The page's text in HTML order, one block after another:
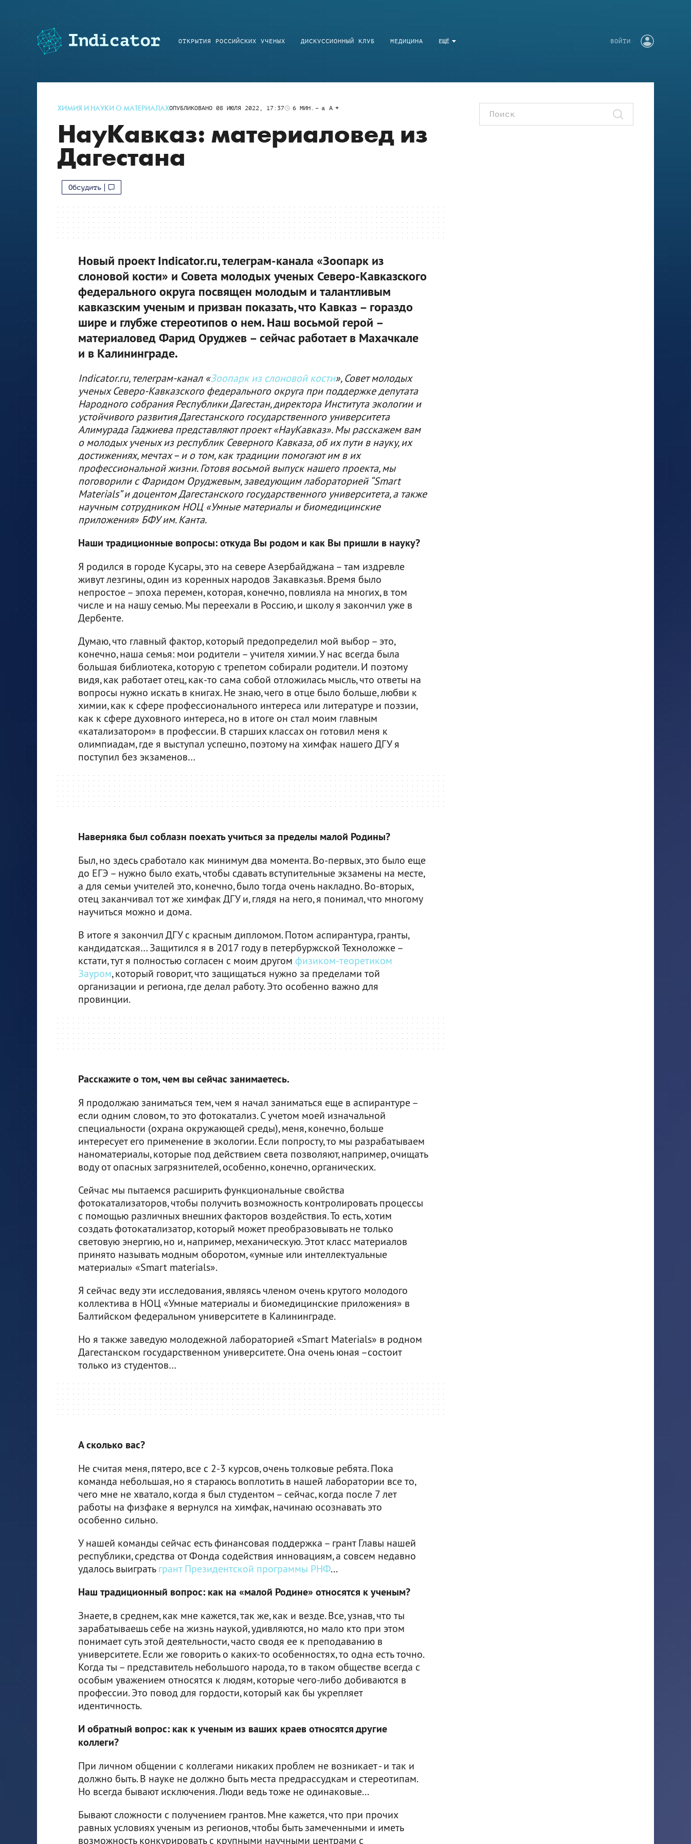
ЕЩЁ
ОТКРЫТИЯ РОССИЙСКИХ УЧЕНЫХ ДИСКУССИОННЫЙ КЛУБ МЕДИЦИНА ВОЙТИ
ХИМИЯ И НАУКИ О МАТЕРИАЛАХОПУБЛИКОВАНО 08 ИЮЛЯ 2022, 17:37 6 МИН. a A
НауКавказ: материаловед из
Дагестана
Обсудить
Новый проект Indicator.ru, телеграм-канала «Зоопарк из
слоновой кости» и Совета молодых ученых Северо-Кавказского
федерального округа посвящен молодым и талантливым
кавказским ученым и призван показать, что Кавказ – гораздо
шире и глубже стереотипов о нем. Наш восьмой герой –
материаловед Фарид Оруджев – сейчас работает в Махачкале
и в Калининграде.
Indicator.ru, телеграм-канал «Зоопарк из слоновой кости», Совет молодых
ученых Северо-Кавказского федерального округа при поддержке депутата
Народного собрания Республики Дагестан, директора Института экологии и
устойчивого развития Дагестанского государственного университета
Алимурада Гаджиева представляют проект «НауКавказ». Мы расскажем вам
о молодых ученых из республик Северного Кавказа, об их пути в науку, их
достижениях, мечтах – и о том, как традиции помогают им в их
профессиональной жизни. Готовя восьмой выпуск нашего проекта, мы
поговорили с Фаридом Оруджевым, заведующим лабораторией “Smart
Materials” и доцентом Дагестанского государственного университета, а также
научным сотрудником НОЦ «Умные материалы и биомедицинские
приложения» БФУ им. Канта.
Наши традиционные вопросы: откуда Вы родом и как Вы пришли в науку?
Я родился в городе Кусары, это на севере Азербайджана – там издревле
живут лезгины, один из коренных народов Закавказья. Время было
непростое – эпоха перемен, которая, конечно, повлияла на многих, в том
числе и на нашу семью. Мы переехали в Россию, и школу я закончил уже в
Дербенте.
Думаю, что главный фактор, который предопределил мой выбор – это,
конечно, наша семья: мои родители – учителя химии. У нас всегда была
большая библиотека, которую с трепетом собирали родители. И поэтому
видя, как работает отец, как-то сама собой отложилась мысль, что ответы на
вопросы нужно искать в книгах. Не знаю, чего в отце было больше, любви к
химии, как к сфере профессионального интереса или литературе и поэзии,
как к сфере духовного интереса, но в итоге он стал моим главным
«катализатором» в профессии. В старших классах он готовил меня к
олимпиадам, где я выступал успешно, поэтому на химфак нашего ДГУ я
поступил без экзаменов…
Наверняка был соблазн поехать учиться за пределы малой Родины?
Был, но здесь сработало как минимум два момента. Во-первых, это было еще
до ЕГЭ – нужно было ехать, чтобы сдавать вступительные экзамены на месте,
а для семьи учителей это, конечно, было тогда очень накладно. Во-вторых,
отец заканчивал тот же химфак ДГУ и, глядя на него, я понимал, что многому
научиться можно и дома.
В итоге я закончил ДГУ с красным дипломом. Потом аспирантура, гранты,
кандидатская… Защитился я в 2017 году в петербуржской Техноложке –
кстати, тут я полностью согласен с моим другом физиком-теоретиком
Зауром, который говорит, что защищаться нужно за пределами той
организации и региона, где делал работу. Это особенно важно для
провинции.
Расскажите о том, чем вы сейчас занимаетесь.
Я продолжаю заниматься тем, чем я начал заниматься еще в аспирантуре –
если одним словом, то это фотокатализ. С учетом моей изначальной
специальности (охрана окружающей среды), меня, конечно, больше
интересует его применение в экологии. Если попросту, то мы разрабатываем
наноматериалы, которые под действием света позволяют, например, очищать
воду от опасных загрязнителей, особенно, конечно, органических.
Сейчас мы пытаемся расширить функциональные свойства
фотокатализаторов, чтобы получить возможность контролировать процессы
с помощью различных внешних факторов воздействия. То есть, хотим
создать фотокатализатор, который может преобразовывать не только
световую энергию, но и, например, механическую. Этот класс материалов
принято называть модным оборотом, «умные или интеллектуальные
материалы» «Smart materials».
Я сейчас веду эти исследования, являясь членом очень крутого молодого
коллектива в НОЦ «Умные материалы и биомедицинские приложения» в
Балтийском федеральном университете в Калининграде.
Но я также заведую молодежной лабораторией «Smart Materials» в родном
Дагестанском государственном университете. Она очень юная –состоит
только из студентов…
А сколько вас?
Не считая меня, пятеро, все с 2-3 курсов, очень толковые ребята. Пока
команда небольшая, но я стараюсь воплотить в нашей лаборатории все то,
чего мне не хватало, когда я был студентом – сейчас, когда после 7 лет
работы на физфаке я вернулся на химфак, начинаю осознавать это
особенно сильно.
У нашей команды сейчас есть финансовая поддержка – грант Главы нашей
республики, средства от Фонда содействия инновациям, а совсем недавно
удалось выиграть грант Президентской программы РНФ...
Наш традиционный вопрос: как на «малой Родине» относятся к ученым?
Знаете, в среднем, как мне кажется, так же, как и везде. Все, узнав, что ты
зарабатываешь себе на жизнь наукой, удивляются, но мало кто при этом
понимает суть этой деятельности, часто сводя ее к преподаванию в
университете. Если же говорить о каких-то особенностях, то одна есть точно.
Когда ты – представитель небольшого народа, то в таком обществе всегда с
особым уважением относятся к людям, которые чего-либо добиваются в
профессии. Это повод для гордости, который как бы укрепляет
идентичность.
И обратный вопрос: как к ученым из ваших краев относятся другие
коллеги?
При личном общении с коллегами никаких проблем не возникает - и так и
должно быть. В науке не должно быть места предрассудкам и стереотипам.
Но всегда бывают исключения. Люди ведь тоже не одинаковые...
Бывают сложности с получением грантов. Мне кажется, что при прочих
равных условиях ученым из регионов, чтобы быть замеченными и иметь
возможность конкурировать с крупными научными центрами с